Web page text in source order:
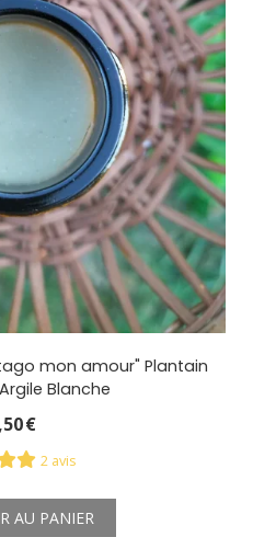
mon amour" Plantain
Blanche
€
2 avis
AU PANIER